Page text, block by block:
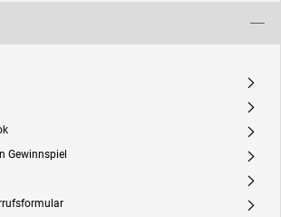
A
A
A
Gewinnspiel A
A
A